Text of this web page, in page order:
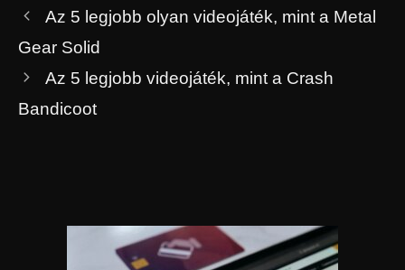
Az 5 legjobb olyan videojáték, mint a Metal
Gear Solid
Az 5 legjobb videojáték, mint a Crash
Bandicoot